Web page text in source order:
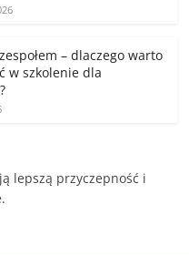
– dlaczego warto
w szkolenie dla
lepszą przyczepność i